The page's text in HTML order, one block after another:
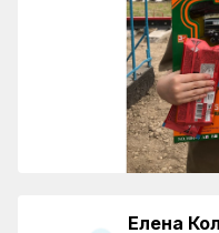
Елена